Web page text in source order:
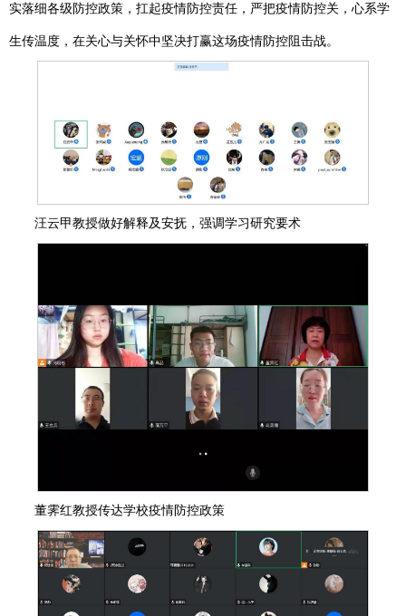
实落细各级防控政策，扛起疫情防控责任，严把疫情防控关，心系学
生传温度，在关心与关怀中坚决打赢这场疫情防控阻击战。
汪云甲教授做好解释及安抚，强调学习研究要术
董霁红教授传达学校疫情防控政策